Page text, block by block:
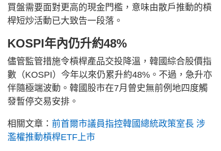
買盤需要面對更高的現金門檻，意味由散戶推動的槓
桿短炒活動已大致告一段落。
KOSPI年內仍升約48%
儘管監管措施令槓桿產品交投降溫，韓國綜合股價指
數（KOSPI）今年以來仍累升約48%。不過，急升亦
伴隨極端波動。韓國股市在7月曾史無前例地四度觸
發暫停交易安排。
相關文章： 前首爾市議員指控韓國總統政策室長 涉
濫權推動槓桿ETF上市